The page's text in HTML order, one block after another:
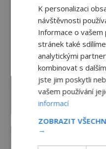
Vesmír a technologie
K personalizaci
návštěvnosti
Informace o vašem
stránek také
analytickými
kombinovat s
jste jim poskytli
vašem používání
informací
ZOBRAZIT
→